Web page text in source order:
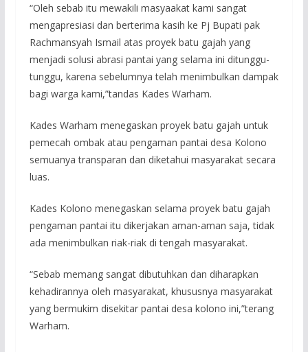
“Oleh sebab itu mewakili masyaakat kami sangat
mengapresiasi dan berterima kasih ke Pj Bupati pak
Rachmansyah Ismail atas proyek batu gajah yang
menjadi solusi abrasi pantai yang selama ini ditunggu-
tunggu, karena sebelumnya telah menimbulkan dampak
bagi warga kami,”tandas Kades Warham.
Kades Warham menegaskan proyek batu gajah untuk
pemecah ombak atau pengaman pantai desa Kolono
semuanya transparan dan diketahui masyarakat secara
luas.
Kades Kolono menegaskan selama proyek batu gajah
pengaman pantai itu dikerjakan aman-aman saja, tidak
ada menimbulkan riak-riak di tengah masyarakat.
“Sebab memang sangat dibutuhkan dan diharapkan
kehadirannya oleh masyarakat, khususnya masyarakat
yang bermukim disekitar pantai desa kolono ini,”terang
Warham.